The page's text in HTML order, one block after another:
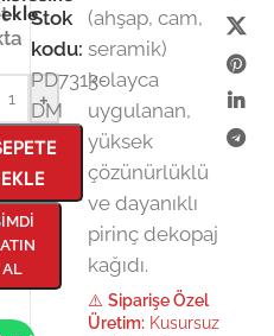
+
EKLE
AL
ekleStok
kodu:
PD7313-
DM
(ahşap, cam,
seramik)
kolayca
uygulanan,
yüksek
çözünürlüklü
ve dayanıklı
pirinç dekopaj
kağıdı.
⚠️ Siparişe Özel
Üretim:Kusursuz